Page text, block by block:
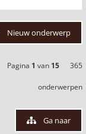
Nieuw onderwerp
Pagina 1 van 15 365
onderwerpen
Ga naar